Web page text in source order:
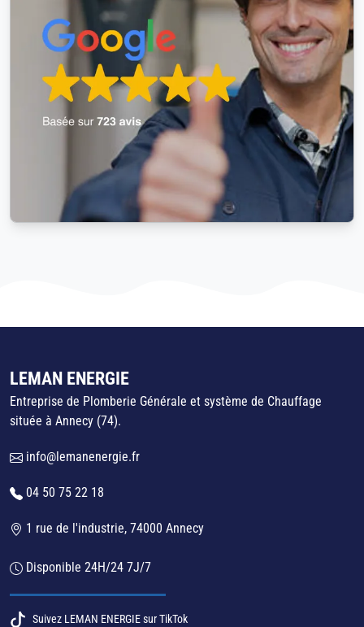
LEMAN ENERGIE
Entreprise de Plomberie Générale et système de Chauffage
située à Annecy (74).
info@lemanenergie.fr
04 50 75 22 18
1 rue de l'industrie, 74000 Annecy
Disponible 24H/24 7J/7
Suivez LEMAN ENERGIE sur TikTok